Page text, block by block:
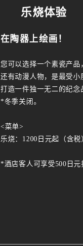
乐烧体验
在陶器上绘画！
您可以选择一个素瓷产
还有动漫人物，是最受小
打造一件独一无二的纪
*冬季关闭。
<菜单>
乐烧：1200日元起（含税
*酒店客人可享受500日元